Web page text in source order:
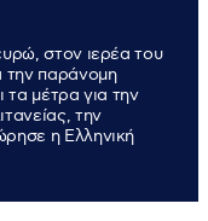
στον ιερέα του
την παράνομη
τα μέτρα για την
την
η Ελληνική